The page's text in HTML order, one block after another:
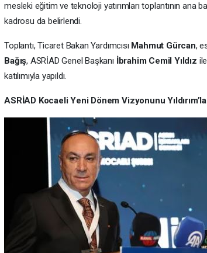
mesleki eğitim ve teknoloji yatırımları toplantının ana
kadrosu da belirlendi.
Toplantı, Ticaret Bakan Yardımcısı Mahmut Gürcan,
Bağış, ASRİAD Genel Başkanı İbrahim Cemil Yıldız
katılımıyla yapıldı.
ASRİAD Kocaeli Yeni Dönem Vizyonunu